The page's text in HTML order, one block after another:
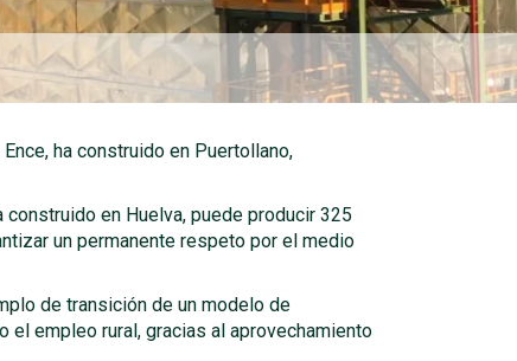
ha construido en Puertollano,
en Huelva, puede producir 325
un permanente respeto por el medio
de transición de un modelo de
empleo rural, gracias al aprovechamiento